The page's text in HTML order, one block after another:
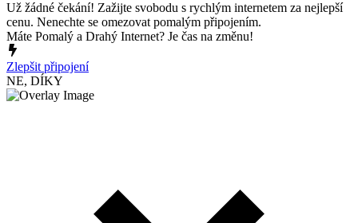
Už žádné čekání! Zažijte svobodu s rychlým internetem za nejlepší
cenu. Nenechte se omezovat pomalým připojením.
Máte Pomalý a Drahý Internet? Je čas na změnu!
Zlepšit připojení
NE, DÍKY